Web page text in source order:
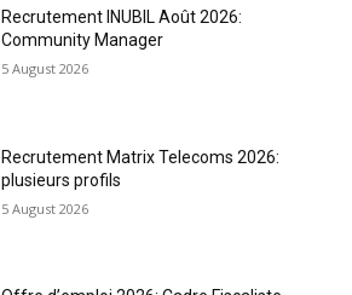
Recrutement INUBIL Août 2026:
Community Manager
5 August 2026
Recrutement Matrix Telecoms 2026:
plusieurs profils
5 August 2026